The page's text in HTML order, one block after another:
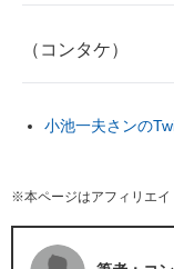
（コンタケ）
小池一夫さンの
※本ページはアフィリエイ